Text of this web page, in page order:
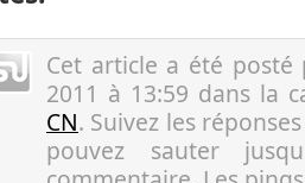
Cet article a été
2011 à 13:59 dans la
CN. Suivez les
pouvez sauter